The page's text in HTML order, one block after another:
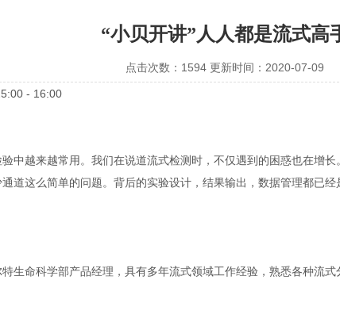
“小贝开讲”人人都是流式高
点击次数：1594 更新时间：2020-07-09
- 16:00
中越来越常用。我们在说道流式检测时，不仅遇到的困惑也在增
道这么简单的问题。背后的实验设计，结果输出，数据管理都已
生命科学部产品经理，具有多年流式领域工作经验，熟悉各种流